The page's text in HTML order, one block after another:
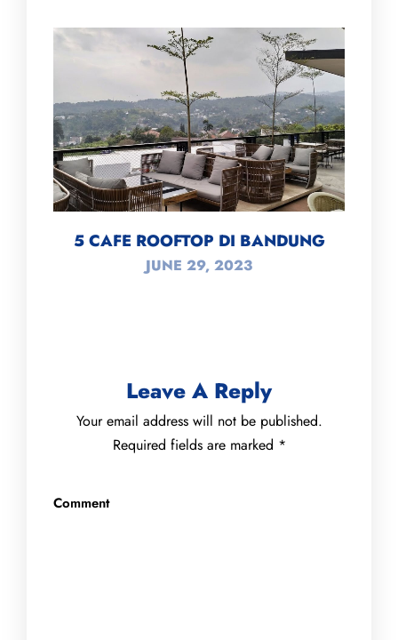
5 CAFE ROOFTOP DI BANDUNG
JUNE 29, 2023
Leave A Reply
Your email address will not be published.
Required fields are marked *
Comment